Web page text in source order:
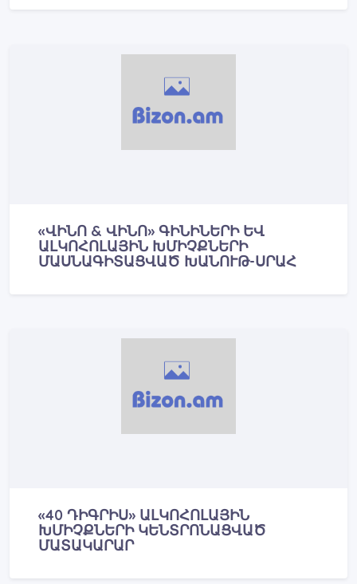
«ՎԻՆՈ & ՎԻՆՈ» ԳԻՆԻՆԵՐԻ ԵՎ
ԱԼԿՈՀՈԼԱՅԻՆ ԽՄԻՉՔՆԵՐԻ
ՄԱՍՆԱԳԻՏԱՑՎԱԾ ԽԱՆՈՒԹ-ՍՐԱՀ
«40 ԴԻԳՐԻՍ» ԱԼԿՈՀՈԼԱՅԻՆ
ԽՄԻՉՔՆԵՐԻ ԿԵՆՏՐՈՆԱՑՎԱԾ
ՄԱՏԱԿԱՐԱՐ